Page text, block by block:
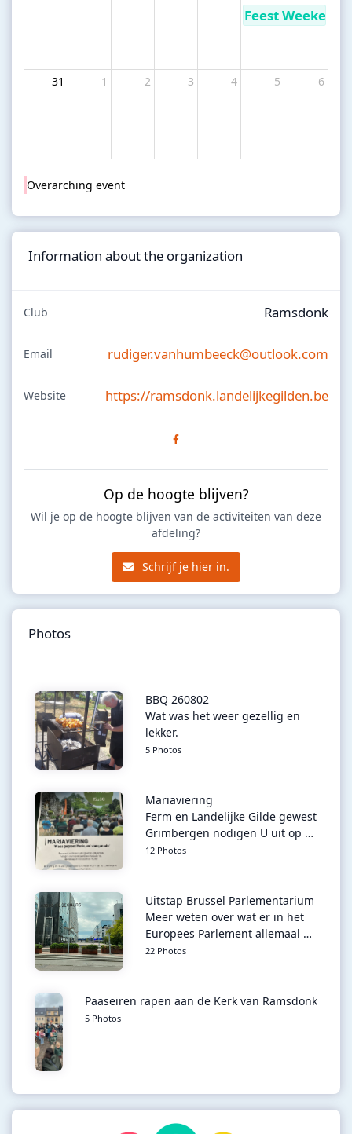
Feest Weekend
31 1 2 3 4 5 6
Overarching event
Information about the organization
Club Ramsdonk
Email rudiger.vanhumbeeck@outlook.com
Website https://ramsdonk.landelijkegilden.be
Op de hoogte blijven?
Wil je op de hoogte blijven van de activiteiten van deze
afdeling?
Schrijf je hier in.
Photos
BBQ 260802
Wat was het weer gezellig en
lekker.
5 Photos
Mariaviering
Ferm en Landelijke Gilde gewest
Grimbergen nodigen U uit op …
12 Photos
Uitstap Brussel Parlementarium
Meer weten over wat er in het
Europees Parlement allemaal …
22 Photos
Paaseiren rapen aan de Kerk van Ramsdonk
5 Photos